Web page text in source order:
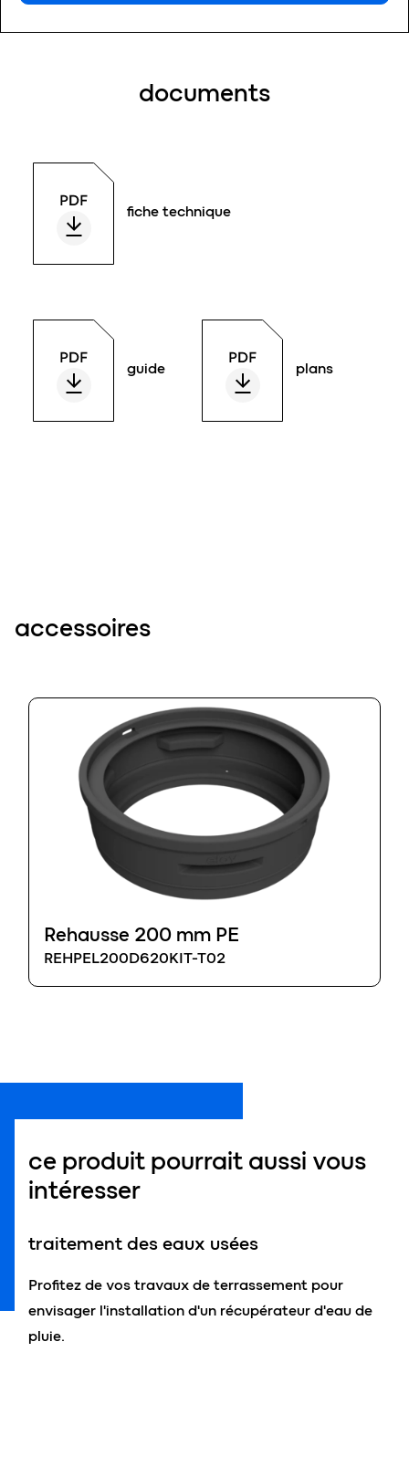
documents
fiche technique
guide plans
accessoires
Rehausse 200 mm PE
REHPEL200D620KIT-T02
ce produit pourrait aussi vous
intéresser
traitement des eaux usées
Profitez de vos travaux de terrassement pour
envisager l'installation d'un récupérateur d'eau de
pluie.